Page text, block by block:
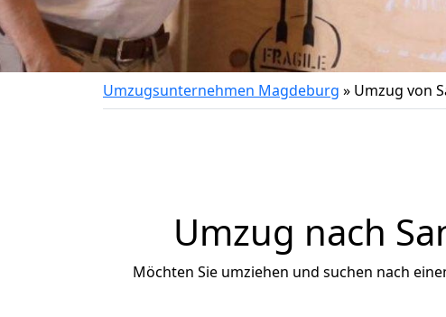
Umzugsunternehmen Magdeburg » Umzug von
Umzug nach
Möchten Sie umziehen und suchen nach